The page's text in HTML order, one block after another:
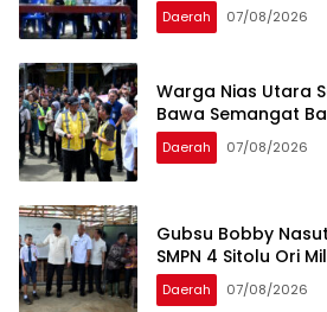
Daerah 07/08/2026
Warga Nias Utara
Bawa Semangat
Daerah 07/08/2026
Gubsu Bobby
SMPN 4 Sitolu Ori
Daerah 07/08/2026